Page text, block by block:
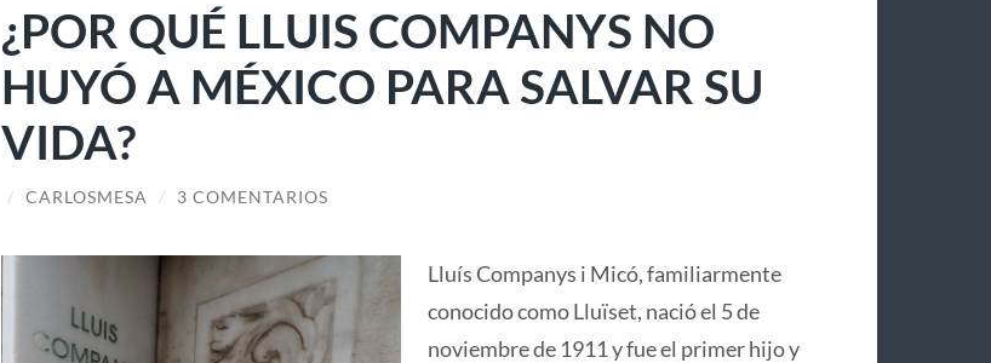
¿POR QUÉ LLUIS COMPANYS NO
HUYÓ A MÉXICO PARA SALVAR SU
VIDA?
/ CARLOSMESA / 3 COMENTARIOS
Lluís Companys i Micó, familiarmente
conocido como Lluïset, nació el 5 de
noviembre de 1911 y fue el primer hijo y